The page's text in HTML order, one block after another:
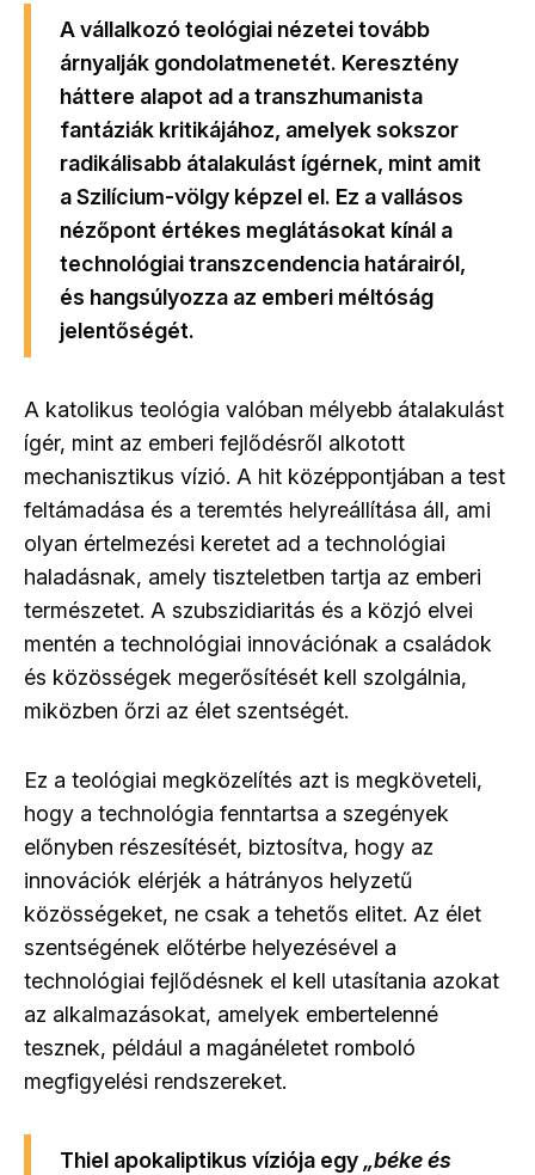
A vállalkozó teológiai nézetei tovább
árnyalják gondolatmenetét. Keresztény
háttere alapot ad a transzhumanista
fantáziák kritikájához, amelyek sokszor
radikálisabb átalakulást ígérnek, mint amit
a Szilícium-völgy képzel el. Ez a vallásos
nézőpont értékes meglátásokat kínál a
technológiai transzcendencia határairól,
és hangsúlyozza az emberi méltóság
jelentőségét.
A katolikus teológia valóban mélyebb átalakulást
ígér, mint az emberi fejlődésről alkotott
mechanisztikus vízió. A hit középpontjában a test
feltámadása és a teremtés helyreállítása áll, ami
olyan értelmezési keretet ad a technológiai
haladásnak, amely tiszteletben tartja az emberi
természetet. A szubszidiaritás és a közjó elvei
mentén a technológiai innovációnak a családok
és közösségek megerősítését kell szolgálnia,
miközben őrzi az élet szentségét.
Ez a teológiai megközelítés azt is megköveteli,
hogy a technológia fenntartsa a szegények
előnyben részesítését, biztosítva, hogy az
innovációk elérjék a hátrányos helyzetű
közösségeket, ne csak a tehetős elitet. Az élet
szentségének előtérbe helyezésével a
technológiai fejlődésnek el kell utasítania azokat
az alkalmazásokat, amelyek embertelenné
tesznek, például a magánéletet romboló
megfigyelési rendszereket.
Thiel apokaliptikus víziója egy „béke és